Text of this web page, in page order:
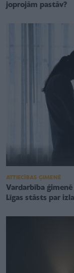
joprojām pastāv?
ATTIECĪBAS ĢIMENĒ
Vardarbība
Līgas stāsts par